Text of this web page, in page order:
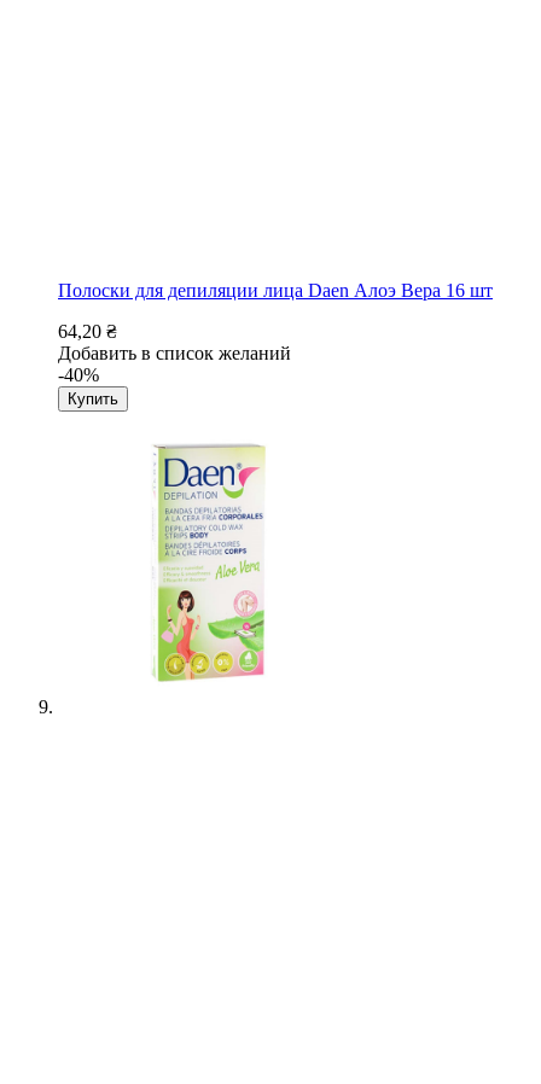
Полоски для депиляции лица Daen Алоэ Вера 16 шт
64,20 ₴
Добавить в список желаний
-40%
Купить